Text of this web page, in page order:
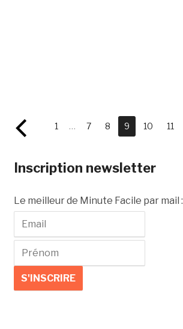
1 … 7 8 9 10 11
Inscription newsletter
Le meilleur de Minute Facile par mail :